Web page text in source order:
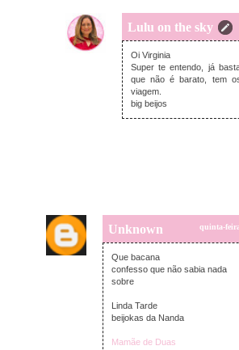
Lulu on the sky
quinta-feira,
Oi Virginia
Super te entendo, já
que não é barato, tem
viagem.
big beijos
Unknown quinta-
Que bacana
confesso que não sabia nada
sobre
Linda Tarde
beijokas da Nanda
Mamãe de Duas